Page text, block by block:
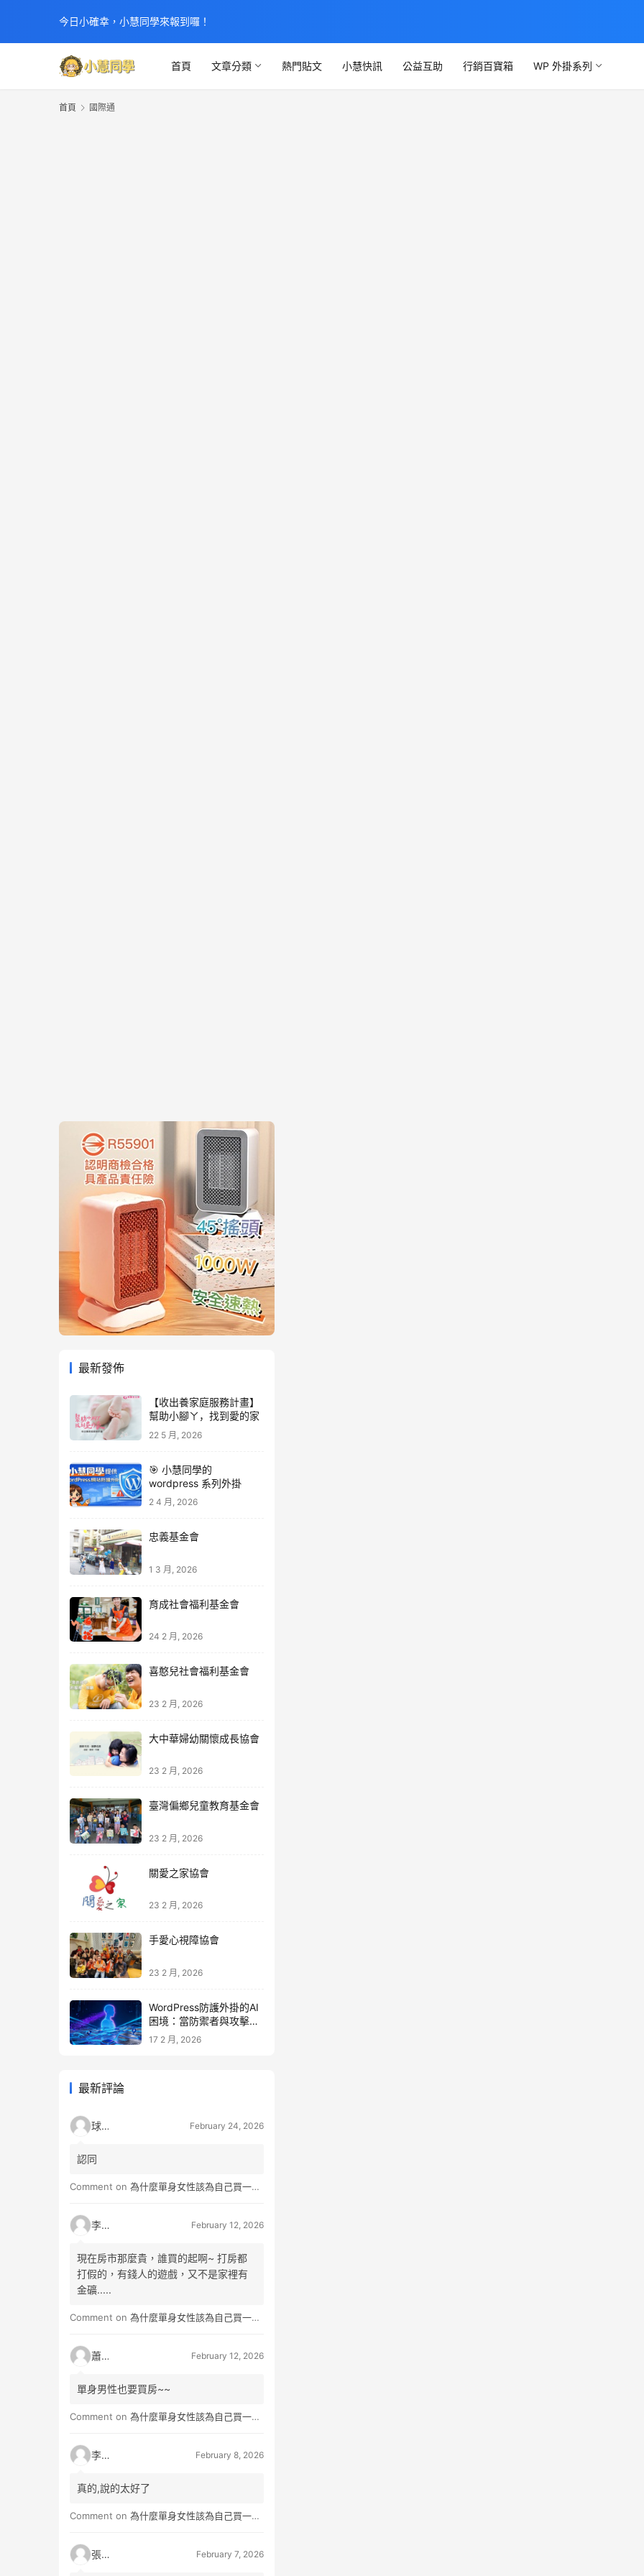
今日小確幸，小慧同學來報到囉！
首頁 文章分類 熱門貼文 小慧快訊 公益互助 行銷百寶箱 WP 外掛系列
首頁 國際通
最新發佈
【收出養家庭服務計畫】
幫助小腳ㄚ，找到愛的家
22 5 月, 2026
🎯 小慧同學的
wordpress 系列外掛
2 4 月, 2026
忠義基金會
1 3 月, 2026
育成社會福利基金會
24 2 月, 2026
喜憨兒社會福利基金會
23 2 月, 2026
大中華婦幼關懷成長協會
23 2 月, 2026
臺灣偏鄉兒童教育基金會
23 2 月, 2026
關愛之家協會
23 2 月, 2026
手愛心視障協會
23 2 月, 2026
WordPress防護外掛的AI
困境：當防禦者與攻擊者
同時升級
17 2 月, 2026
最新評論
球球 February 24, 2026
認同
Comment on 為什麼單身女性該為自己買一間房？不只為了棲身，更是為人生買一份「選擇權」
李小松 February 12, 2026
現在房市那麼貴，誰買的起啊~ 打房都
打假的，有錢人的遊戲，又不是家裡有
金礦.....
Comment on 為什麼單身女性該為自己買一間房？不只為了棲身，更是為人生買一份「選擇權」
蕭雨 February 12, 2026
單身男性也要買房~~
Comment on 為什麼單身女性該為自己買一間房？不只為了棲身，更是為人生買一份「選擇權」
李小真 February 8, 2026
真的,說的太好了
Comment on 為什麼單身女性該為自己買一間房？不只為了棲身，更是為人生買一份「選擇權」
張小玉 February 7, 2026